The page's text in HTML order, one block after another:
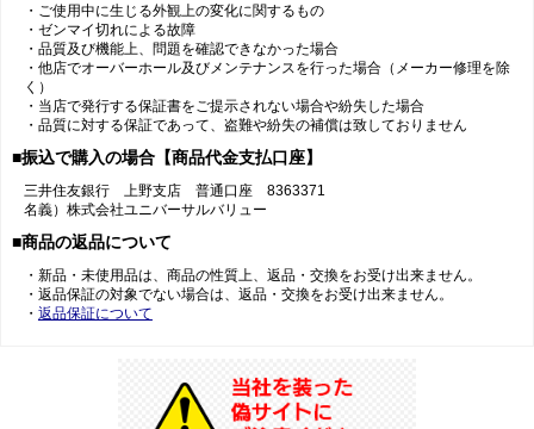
・ご使用中に生じる外観上の変化に関するもの
・ゼンマイ切れによる故障
・品質及び機能上、問題を確認できなかった場合
・他店でオーバーホール及びメンテナンスを行った場合（メーカー修理を除
く）
・当店で発行する保証書をご提示されない場合や紛失した場合
・品質に対する保証であって、盗難や紛失の補償は致しておりません
■振込で購入の場合【商品代金支払口座】
三井住友銀行 上野支店 普通口座 8363371
名義）株式会社ユニバーサルバリュー
■商品の返品について
・新品・未使用品は、商品の性質上、返品・交換をお受け出来ません。
・返品保証の対象でない場合は、返品・交換をお受け出来ません。
・ 返品保証について